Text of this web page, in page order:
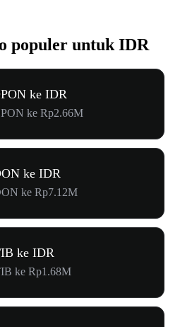
populer untuk IDR
ke IDR
ke Rp2.66M
ke IDR
ke Rp7.12M
ke IDR
ke Rp1.68M